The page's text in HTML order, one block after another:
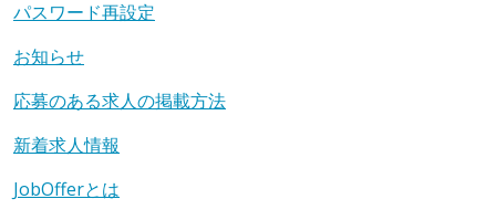
パスワード再設定
お知らせ
応募のある求人の掲載方法
新着求人情報
JobOfferとは